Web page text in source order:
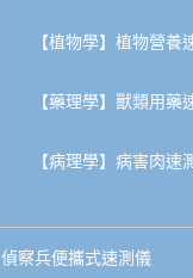
【植物學】植物營養
【藥理學】獸類用藥
【病理學】病害肉速
偵察兵便攜式速測儀